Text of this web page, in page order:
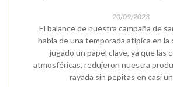
20/09/2023
El balance de nuestra campaña de
habla de una temporada atípica en la
jugado un papel clave, ya que las
atmosféricas, redujeron nuestra
rayada sin pepitas en casi